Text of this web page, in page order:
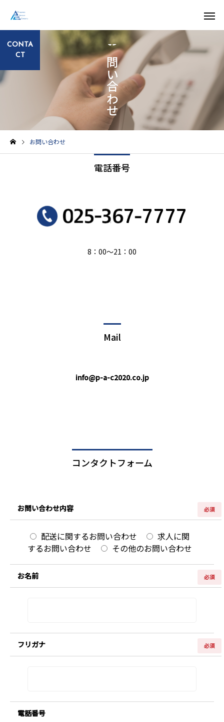
お知らせ
話題のkeeperコーティン
お知らせ
KeePerコーティングは
お問い合わせ
CONTA
CT
お問い合わせ
電話番号
8：00～21：00
Mail
info@p-a-c2020.co.jp
コンタクトフォーム
お問い合わせ内容 必須
配送に関するお問い合わせ
求人に関
するお問い合わせ
その他のお問い合わせ
お名前 必須
フリガナ 必須
電話番号